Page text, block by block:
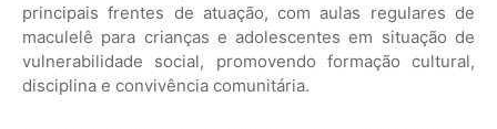
principais frentes de atuação, com aulas regulares de
maculelê para crianças e adolescentes em situação de
vulnerabilidade social, promovendo formação cultural,
disciplina e convivência comunitária.